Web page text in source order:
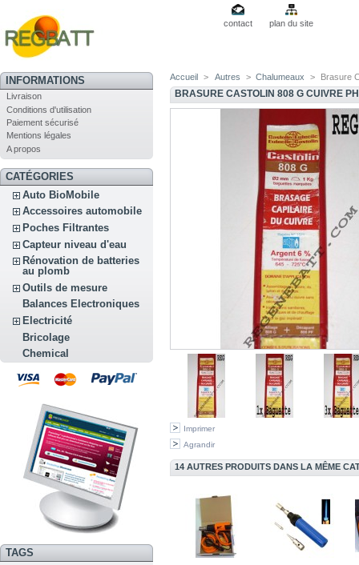
contact plan du site
INFORMATIONS
Livraison
Conditions d'utilisation
Paiement sécurisé
Mentions légales
A propos
CATÉGORIES
Auto BioMobile
Accessoires automobile
Poches Filtrantes
Capteur niveau d'eau
Rénovation de batteries
au plomb
Outils de mesure
Balances Electroniques
Electricité
Bricolage
Chemical
TAGS
Accueil > Autres > Chalumeaux > Brasure
BRASURE CASTOLIN 808 G CUIVRE
Imprimer
Agrandir
14 AUTRES PRODUITS DANS LA MÊME